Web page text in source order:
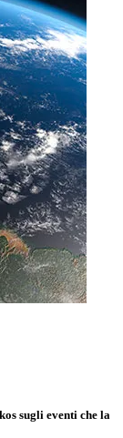
sugli eventi che la